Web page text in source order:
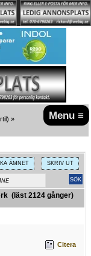
Menu ≡
) »
ÄMNET SKRIV UT
(läst 2124 gånger)
Citera